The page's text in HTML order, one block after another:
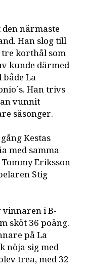
närmaste
Han slog till
tre korthål som
kunde därmed
La
Han trivs
vunnit
säsonger.
Kestas
med samma
Eriksson
Stig
vinnaren i B-
sköt 36 poäng.
på La
nöja sig med
trea, med 32